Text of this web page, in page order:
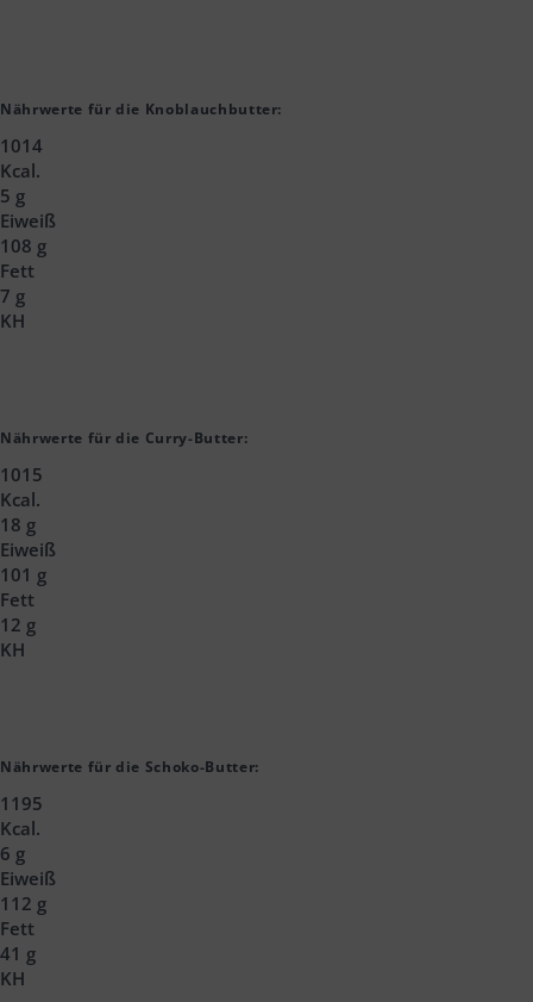
Nährwerte für die Knoblauchbutter:
1014
Kcal.
5 g
Eiweiß
108 g
Fett
7 g
KH
Nährwerte für die Curry-Butter:
1015
Kcal.
18 g
Eiweiß
101 g
Fett
12 g
KH
Nährwerte für die Schoko-Butter:
1195
Kcal.
6 g
Eiweiß
112 g
Fett
41 g
KH